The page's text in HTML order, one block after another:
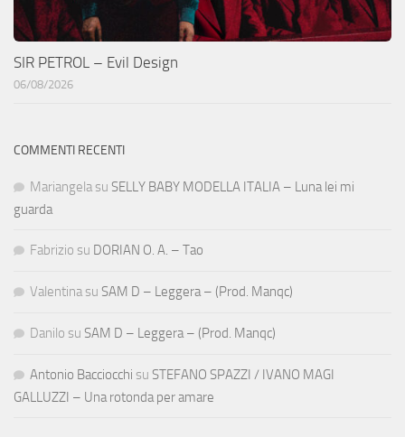
SIR PETROL – Evil Design
06/08/2026
COMMENTI RECENTI
Mariangela su SELLY BABY MODELLA ITALIA – Luna lei mi
guarda
Fabrizio su DORIAN O. A. – Tao
Valentina su SAM D – Leggera – (Prod. Manqc)
Danilo su SAM D – Leggera – (Prod. Manqc)
Antonio Bacciocchi su STEFANO SPAZZI / IVANO MAGI
GALLUZZI – Una rotonda per amare